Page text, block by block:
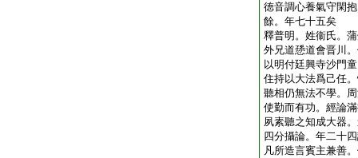
徳音調心養氣守閑
餘。年七十五矣
釋普明。姓衞氏。
外兄道愻道會晋川
以明付廷興寺沙門
住持以大法爲己任
聽相仍無法不學。
使勤而有功。經論
夙素聽之知成大器
四分攝論。年二十
凡所造言賓主兼善